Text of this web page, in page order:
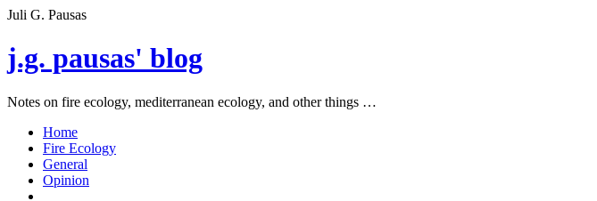
Juli G. Pausas
j.g. pausas' blog
Notes on fire ecology, mediterranean ecology, and other things …
Home
Fire Ecology
General
Opinion